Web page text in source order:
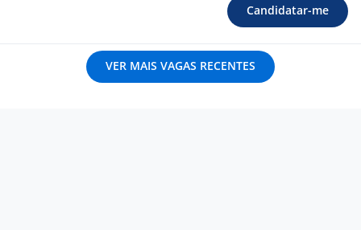
Candidatar-me
VER MAIS VAGAS RECENTES